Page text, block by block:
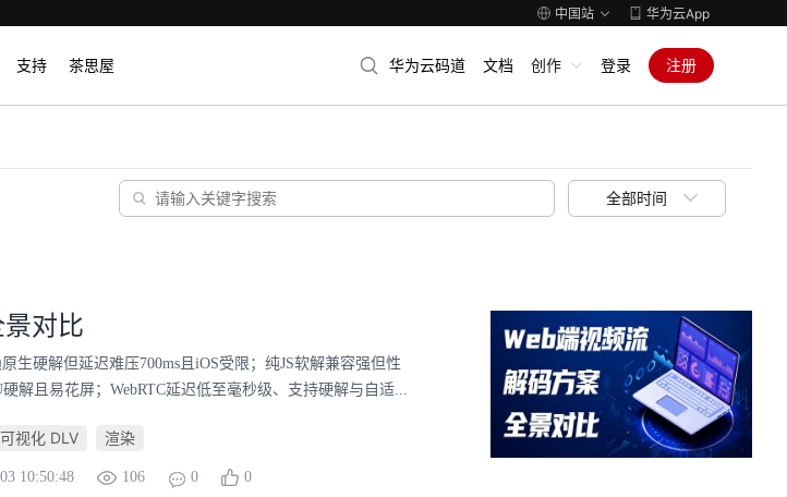
中国站 华为云App
支持 茶思屋 华为云码道 文档 创作 登录 注册
全部时间
对比
生硬解但延迟难压700ms且iOS受限；纯JS软解兼容强但性
解且易花屏；WebRTC延迟低至毫秒级、支持硬解与自适...
视化 DLV 渲染
10:50:48 106 0 0